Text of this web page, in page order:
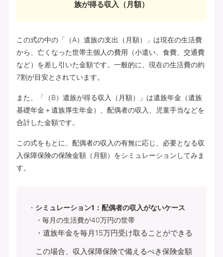
族が得る収入（月額）
この式の中の「（A）遺族の支出（月額）」は現在の生活費
から、亡くなった世帯主個人の費用（小遣い、食費、交通費
など）を差し引いた金額です。一般的に、現在の生活費の約
7割が目安とされています。
また、「（B）遺族が得る収入（月額）」は遺族年金（遺族
基礎年金＋遺族厚生年金）、配偶者の収入、児童手当などを
合計した金額です。
この式をもとに、配偶者の収入の有無に応じ、必要となる収
入保障保険の保険金額（月額）をシミュレーションしてみま
す。
シミュレーション1：配偶者の収入がないケース
・毎月の生活費が40万円の世帯
・遺族年金を毎月15万円受け取ることができる
この場合、収入保障保険で備えるべき保険金額